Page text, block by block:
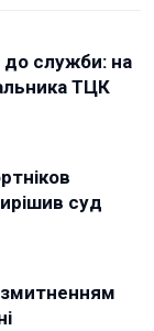
до служби: на
ТЦК
суд